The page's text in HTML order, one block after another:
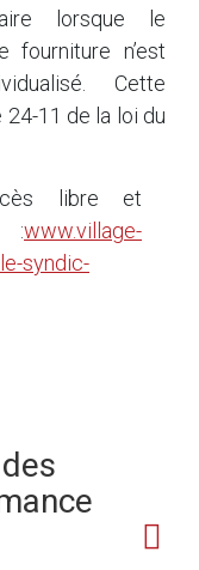
lorsque le
fourniture n’est
Cette
11 de la loi du
libre et
www.village-
syndic-